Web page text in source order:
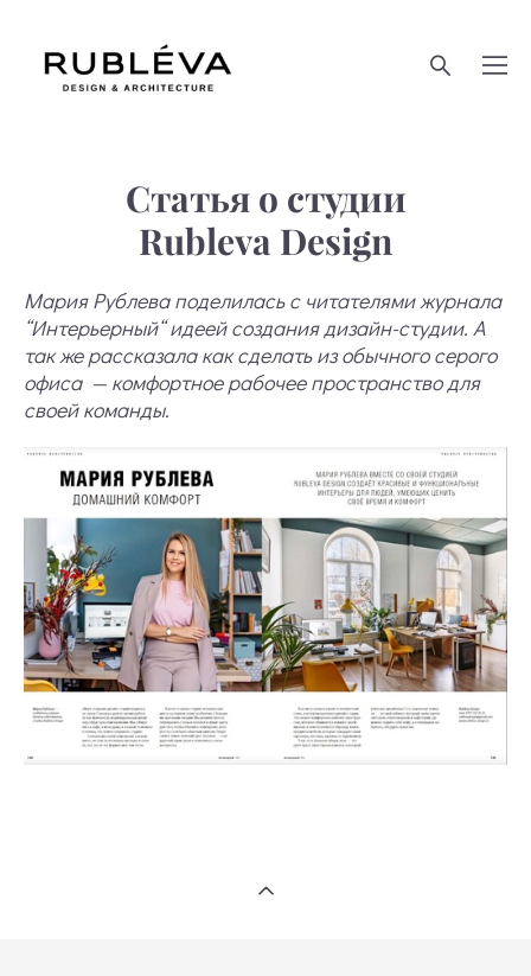
Статья о студии
Rubleva Design
Мария Рублева поделилась с читателями журнала
“Интерьерный“идеей создания дизайн-студии. А
так же рассказала как сделать из обычного серого
офиса — комфортное рабочее пространство для
своей команды.